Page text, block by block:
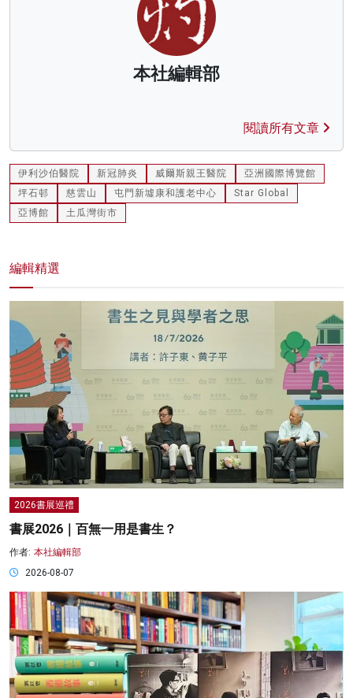
本社編輯部
閱讀所有文章
伊利沙伯醫院 新冠肺炎 威爾斯親王醫院
亞洲國際博覽館
坪石邨
慈雲山 屯門新墟康和護老中心
Star Global
亞博館
土瓜灣街市
編輯精選
2026書展巡禮
書展2026｜百無一用是書生？
作者: 本社編輯部
2026-08-07